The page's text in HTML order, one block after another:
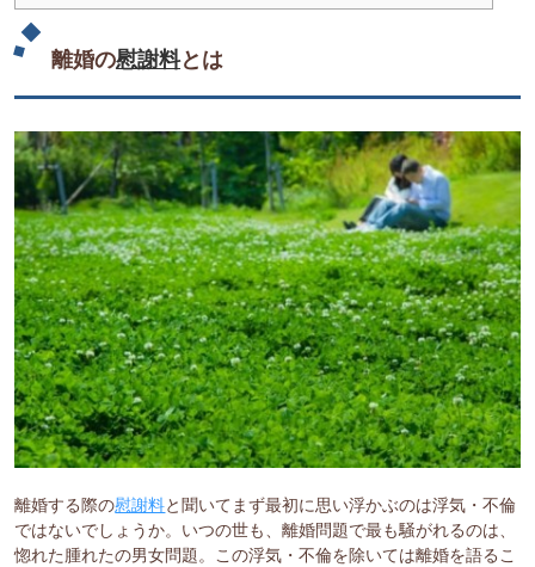
離婚の慰謝料とは
離婚する際の慰謝料と聞いてまず最初に思い浮かぶのは浮気・不倫
ではないでしょうか。いつの世も、離婚問題で最も騒がれるのは、
惚れた腫れたの男女問題。この浮気・不倫を除いては離婚を語るこ